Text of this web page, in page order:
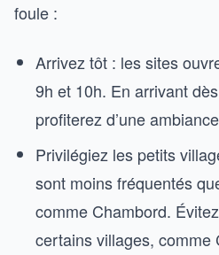
foule :
Arrivez tôt : les sites
9h et 10h. En arrivant
profiterez d’une
Privilégiez les petits
sont moins fréquentés
comme Chambord.
certains villages, comme